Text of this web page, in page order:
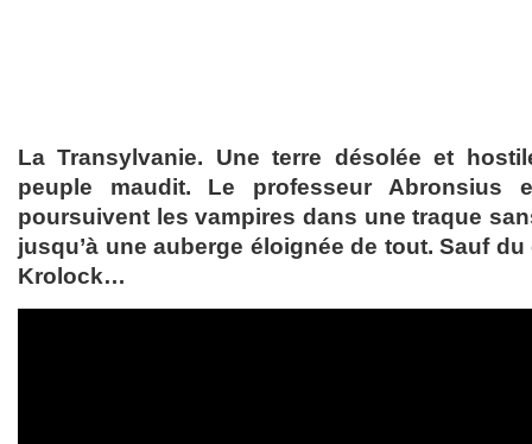
La Transylvanie. Une terre désolée et
peuple maudit. Le professeur Abronsius
poursuivent les vampires dans une traque
jusqu’à une auberge éloignée de tout. Sauf
Krolock…